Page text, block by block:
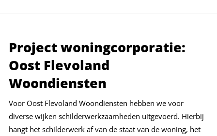
Project woningcorporatie:
Oost Flevoland
Woondiensten
Voor Oost Flevoland Woondiensten hebben we voor
diverse wijken schilderwerkzaamheden uitgevoerd. Hierbij
hangt het schilderwerk af van de staat van de woning, het